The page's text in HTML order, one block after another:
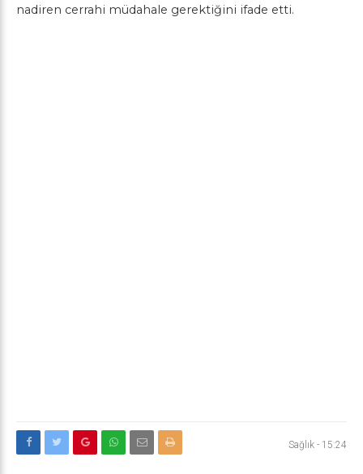
nadiren cerrahi müdahale gerektiğini ifade etti.
Sağlık - 15:24